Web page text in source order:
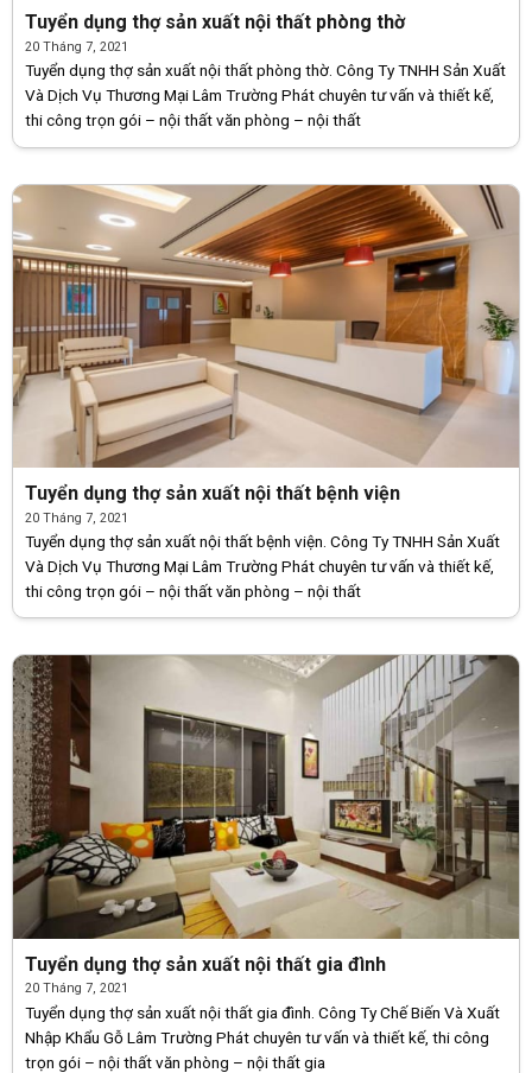
Tuyển dụng thợ sản xuất nội thất phòng thờ
20 Tháng 7, 2021
Tuyển dụng thợ sản xuất nội thất phòng thờ. Công Ty TNHH Sản Xuất
Và Dịch Vụ Thương Mại Lâm Trường Phát chuyên tư vấn và thiết kế,
thi công trọn gói – nội thất văn phòng – nội thất
Tuyển dụng thợ sản xuất nội thất bệnh viện
20 Tháng 7, 2021
Tuyển dụng thợ sản xuất nội thất bệnh viện. Công Ty TNHH Sản Xuất
Và Dịch Vụ Thương Mại Lâm Trường Phát chuyên tư vấn và thiết kế,
thi công trọn gói – nội thất văn phòng – nội thất
Tuyển dụng thợ sản xuất nội thất gia đình
20 Tháng 7, 2021
Tuyển dụng thợ sản xuất nội thất gia đình. Công Ty Chế Biến Và Xuất
Nhập Khẩu Gỗ Lâm Trường Phát chuyên tư vấn và thiết kế, thi công
trọn gói – nội thất văn phòng – nội thất gia